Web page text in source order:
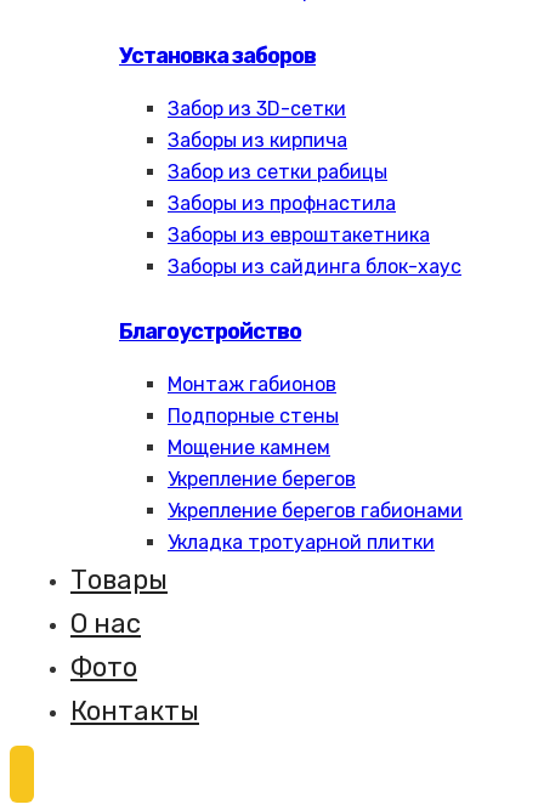
Установка заборов
Забор из 3D-сетки
Заборы из кирпича
Забор из сетки рабицы
Заборы из профнастила
Заборы из евроштакетника
Заборы из сайдинга блок-хаус
Благоустройство
Монтаж габионов
Подпорные стены
Мощение камнем
Укрепление берегов
Укрепление берегов габионами
Укладка тротуарной плитки
Товары
О нас
Фото
Контакты